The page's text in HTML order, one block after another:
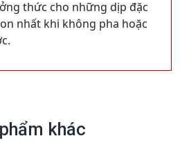
thức cho những dịp đặc
nhất khi không pha hoặc
khác